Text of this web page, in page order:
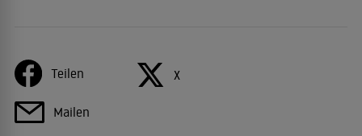
Teilen X
Mailen